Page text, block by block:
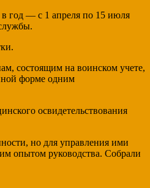
в год — с 1 апреля по 15 июля
состоящим на воинском учете,
форме одним
освидетельствования
но для управления ими
опытом руководства. Собрали